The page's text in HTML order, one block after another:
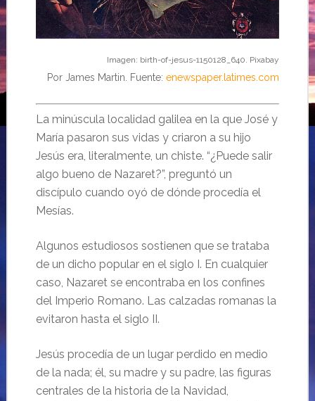
Imagen: birth-of-jesus-1150128_640. Pixabay
Por James Martin. Fuente:enewspaper.latimes.com
La minúscula localidad galilea en la que José y
María pasaron sus vidas y criaron a su hijo
Jesús era, literalmente, un chiste. “¿Puede salir
algo bueno de Nazaret?”, preguntó un
discípulo cuando oyó de dónde procedía el
Mesías.
Algunos estudiosos sostienen que se trataba
de un dicho popular en el siglo I. En cualquier
caso, Nazaret se encontraba en los confines
del Imperio Romano. Las calzadas romanas la
evitaron hasta el siglo II.
Jesús procedía de un lugar perdido en medio
de la nada; él, su madre y su padre, las figuras
centrales de la historia de la Navidad,